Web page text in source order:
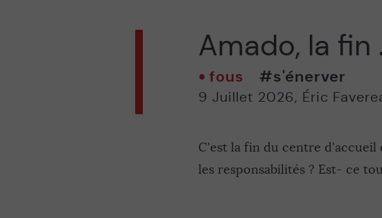
Amado, la fin
fous #s'énerver
9 Juillet 2026, Éric
C'est la fin du centre d'accueil
les responsabilités ? Est- ce